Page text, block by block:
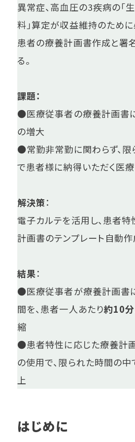
異常症、高血圧の3疾病の「
料」算定が収益維持のために
患者の療養計画書作成と署
る。
課題：
●医療従事者の療養計画書
の増大
●常勤非常勤に関わらず、限
で患者様に納得いただく医
解決策：
電子カルテを活用し、患者
計画書のテンプレート自動
結果：
●医療従事者が療養計画書
間を、患者一人あたり約10分
縮
●患者特性に応じた療養計
の使用で、限られた時間の
上
はじめに